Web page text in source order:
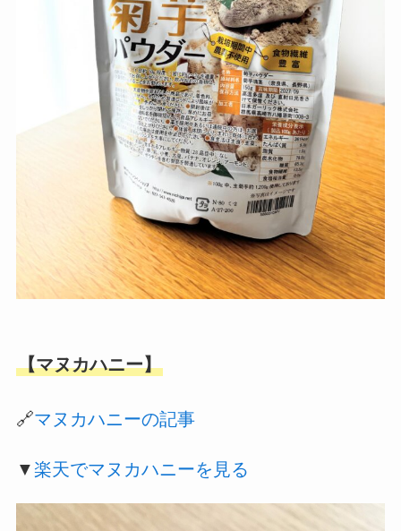
【マヌカハニー】
🔗マヌカハニーの記事
▼楽天でマヌカハニーを見る